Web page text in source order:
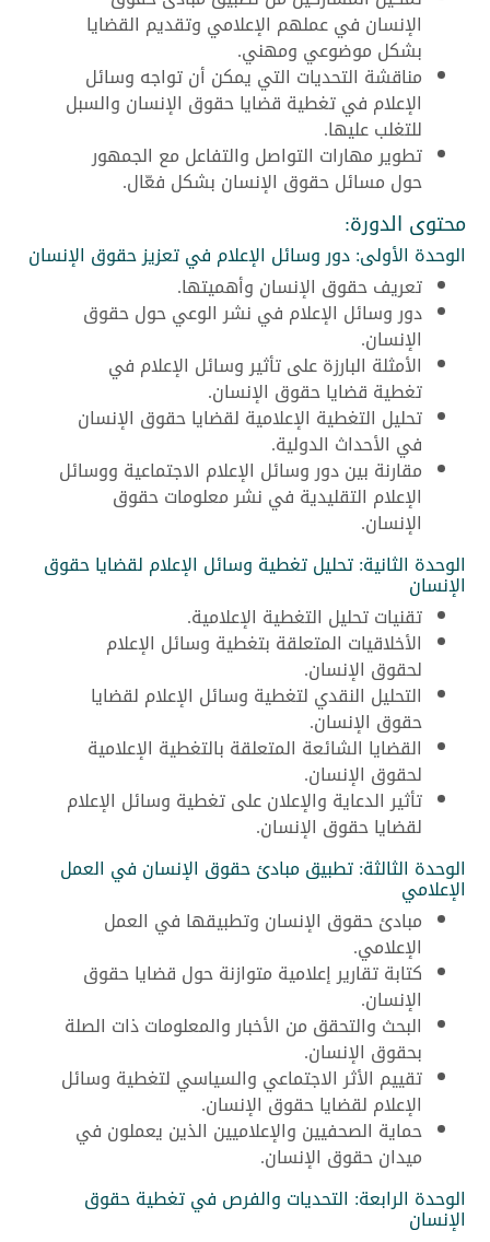
الإنسان في عملهم الإعلامي وتقديم القضايا
بشكل موضوعي ومهني.
مناقشة التحديات التي يمكن أن تواجه وسائل
الإعلام في تغطية قضايا حقوق الإنسان والسبل
للتغلب عليها.
تطوير مهارات التواصل والتفاعل مع الجمهور
حول مسائل حقوق الإنسان بشكل فعّال.
محتوى الدورة:
الوحدة الأولى: دور وسائل الإعلام في تعزيز حقوق الإنسان
تعريف حقوق الإنسان وأهميتها.
دور وسائل الإعلام في نشر الوعي حول حقوق
الإنسان.
الأمثلة البارزة على تأثير وسائل الإعلام في
تغطية قضايا حقوق الإنسان.
تحليل التغطية الإعلامية لقضايا حقوق الإنسان
في الأحداث الدولية.
مقارنة بين دور وسائل الإعلام الاجتماعية ووسائل
الإعلام التقليدية في نشر معلومات حقوق
الإنسان.
الوحدة الثانية: تحليل تغطية وسائل الإعلام لقضايا حقوق
الإنسان
تقنيات تحليل التغطية الإعلامية.
الأخلاقيات المتعلقة بتغطية وسائل الإعلام
لحقوق الإنسان.
التحليل النقدي لتغطية وسائل الإعلام لقضايا
حقوق الإنسان.
القضايا الشائعة المتعلقة بالتغطية الإعلامية
لحقوق الإنسان.
تأثير الدعاية والإعلان على تغطية وسائل الإعلام
لقضايا حقوق الإنسان.
الوحدة الثالثة: تطبيق مبادئ حقوق الإنسان في العمل
الإعلامي
مبادئ حقوق الإنسان وتطبيقها في العمل
الإعلامي.
كتابة تقارير إعلامية متوازنة حول قضايا حقوق
الإنسان.
البحث والتحقق من الأخبار والمعلومات ذات الصلة
بحقوق الإنسان.
تقييم الأثر الاجتماعي والسياسي لتغطية وسائل
الإعلام لقضايا حقوق الإنسان.
حماية الصحفيين والإعلاميين الذين يعملون في
ميدان حقوق الإنسان.
الوحدة الرابعة: التحديات والفرص في تغطية حقوق
الإنسان